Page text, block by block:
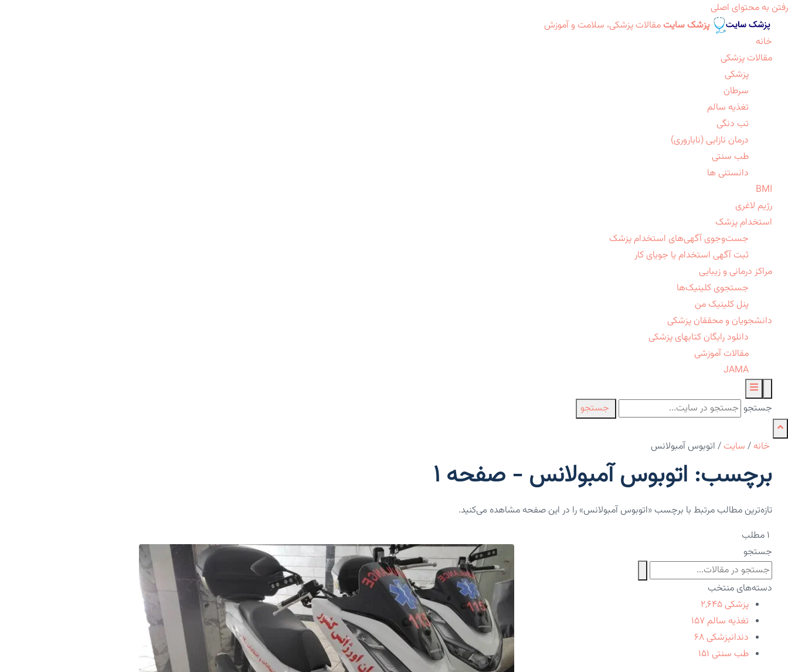
رفتن به محتوای اصلی
پزشک سایت مقالات پزشکی، سلامت و آموزش
خانه
مقالات پزشکی
پزشکی
سرطان
تغذیه سالم
تب دنگی
درمان نازایی (ناباروری)
طب سنتی
دانستنی ها
BMI
رژیم لاغری
استخدام پزشک
جست‌وجوی آگهی‌های استخدام پزشک
ثبت آگهی استخدام یا جویای کار
مراکز درمانی و زیبایی
جستجوی کلینیک‌ها
پنل کلینیک من
دانشجویان و محققان پزشکی
دانلود رایگان کتابهای پزشکی
مقالات آموزشی
JAMA
جستجو جستجو
خانه / سایت / اتوبوس آمبولانس
برچسب: اتوبوس آمبولانس - صفحه 1
تازه‌ترین مطالب مرتبط با برچسب «اتوبوس آمبولانس» را در این صفحه مشاهده می‌کنید.
۱ مطلب
جستجو
دسته‌های منتخب
پزشکی ۲,۶۴۵
تغذیه سالم ۱۵۷
دندانپزشکی ۶۸
طب سنتی ۱۵۱